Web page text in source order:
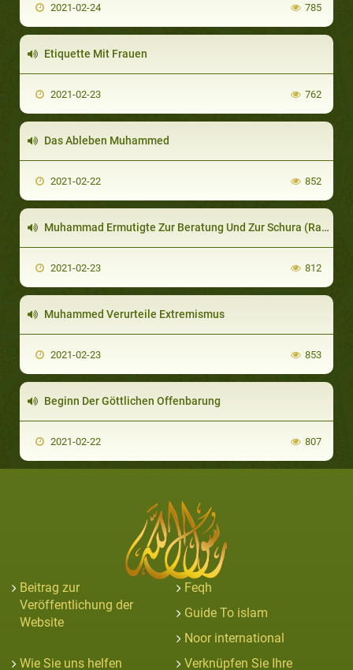
2021-02-24 785
Etiquette Mit Frauen
2021-02-23 762
Das Ableben Muhammed
2021-02-22 852
Muhammad Ermutigte Zur Beratung Und Zur Schura (Ratgebende Gruppe)
2021-02-23 812
Muhammed Verurteile Extremismus
2021-02-23 853
Beginn Der Göttlichen Offenbarung
2021-02-22 807
Beitrag zur
Veröffentlichung der
Website
Feqh
Guide To islam
Noor international
Wie Sie uns helfen
Verknüpfen Sie Ihre